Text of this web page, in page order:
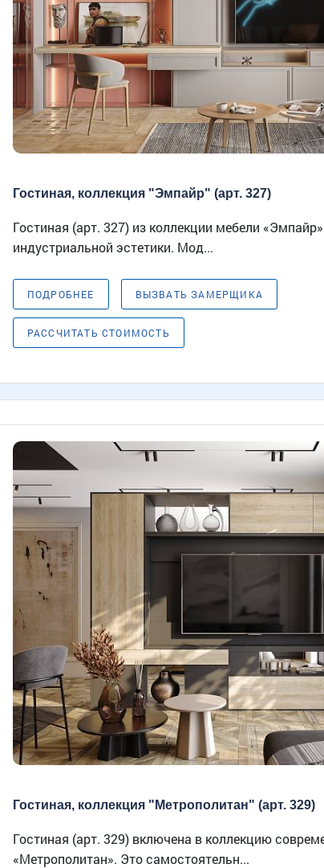
Гостиная, коллекция "Эмпайр" (арт. 327)
Гостиная (арт. 327) из коллекции мебели
индустриальной эстетики. Мод...
ПОДРОБНЕЕ ВЫЗВАТЬ ЗАМЕРЩИКА
РАССЧИТАТЬ СТОИМОСТЬ
Гостиная, коллекция "Метрополитан" (арт. 329)
Гостиная (арт. 329) включена в коллекцию
«Метрополитан». Это самостоятельн...